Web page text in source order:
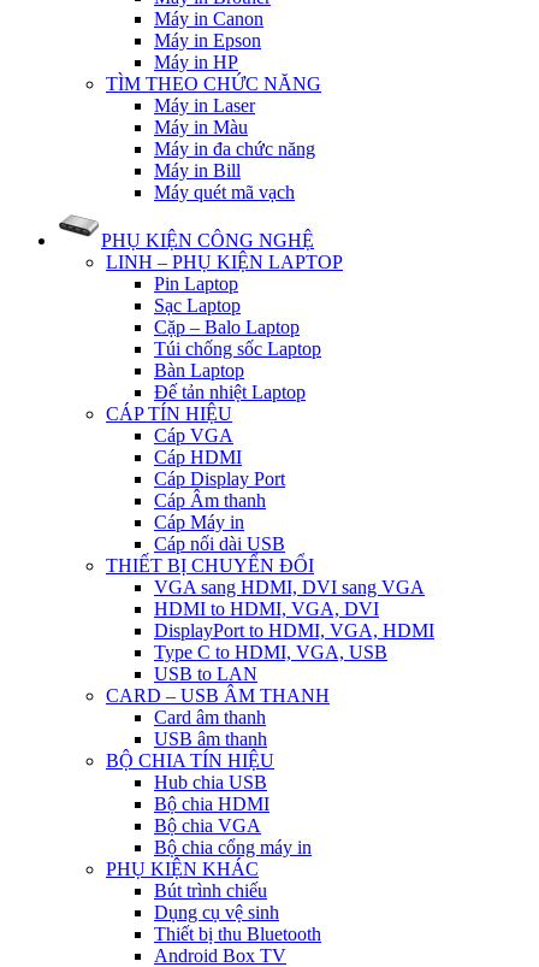
Máy in Canon
Máy in Epson
Máy in HP
TÌM THEO CHỨC NĂNG
Máy in Laser
Máy in Màu
Máy in đa chức năng
Máy in Bill
Máy quét mã vạch
PHỤ KIỆN CÔNG NGHỆ
LINH – PHỤ KIỆN LAPTOP
Pin Laptop
Sạc Laptop
Cặp – Balo Laptop
Túi chống sốc Laptop
Bàn Laptop
Đế tản nhiệt Laptop
CÁP TÍN HIỆU
Cáp VGA
Cáp HDMI
Cáp Display Port
Cáp Âm thanh
Cáp Máy in
Cáp nối dài USB
THIẾT BỊ CHUYỂN ĐỔI
VGA sang HDMI, DVI sang VGA
HDMI to HDMI, VGA, DVI
DisplayPort to HDMI, VGA, HDMI
Type C to HDMI, VGA, USB
USB to LAN
CARD – USB ÂM THANH
Card âm thanh
USB âm thanh
BỘ CHIA TÍN HIỆU
Hub chia USB
Bộ chia HDMI
Bộ chia VGA
Bộ chia cổng máy in
PHỤ KIỆN KHÁC
Bút trình chiếu
Dụng cụ vệ sinh
Thiết bị thu Bluetooth
Android Box TV